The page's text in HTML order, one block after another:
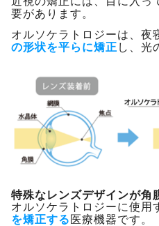
要があります。
オルソケラトロジーは、夜
の形状を平らに矯正 し、光
特殊なレンズデザインが角
オルソケラトロジーに使用
を矯正する 医療機器です。